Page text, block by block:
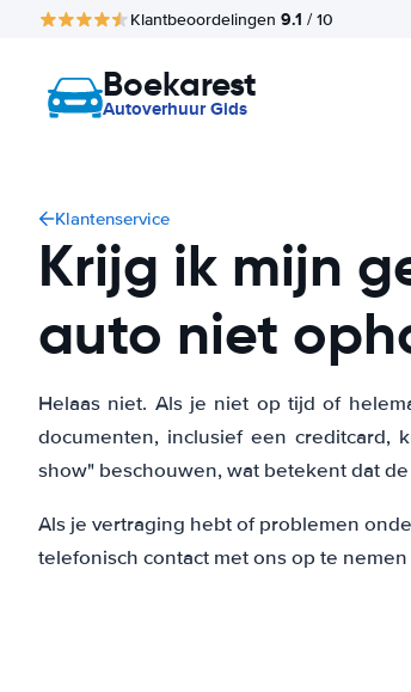
Klantbeoordelingen 9.1 / 10
Boekarest
Autoverhuur Gids
Klantenservice
Krijg ik mijn
auto niet
Helaas niet. Als je niet op tijd of
documenten, inclusief een creditcard,
show" beschouwen, wat betekent dat
Als je vertraging hebt of problemen
telefonisch contact met ons op te